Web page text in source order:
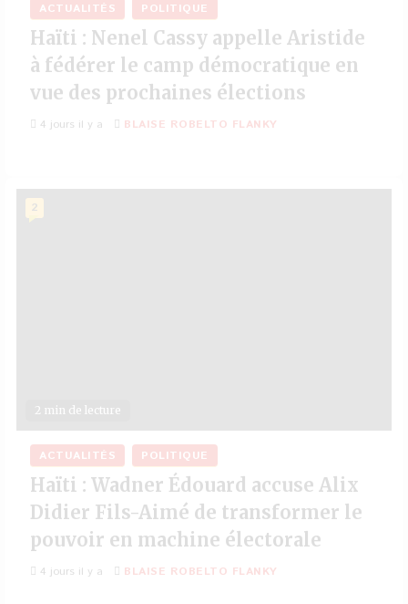
ACTUALITÉS POLITIQUE
Haïti : Nenel Cassy appelle Aristide
à fédérer le camp démocratique en
vue des prochaines élections
4 jours il y a BLAISE ROBELTO FLANKY
2 min de lecture
2
ACTUALITÉS POLITIQUE
Haïti : Wadner Édouard accuse Alix
Didier Fils-Aimé de transformer le
pouvoir en machine électorale
4 jours il y a BLAISE ROBELTO FLANKY